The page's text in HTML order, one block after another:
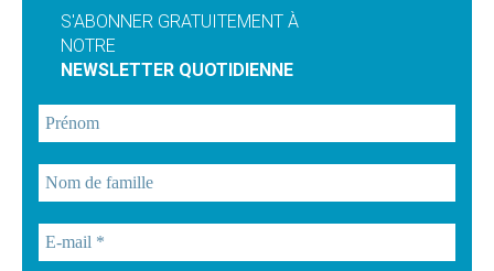
S'ABONNER GRATUITEMENT À
NOTRE
NEWSLETTER QUOTIDIENNE